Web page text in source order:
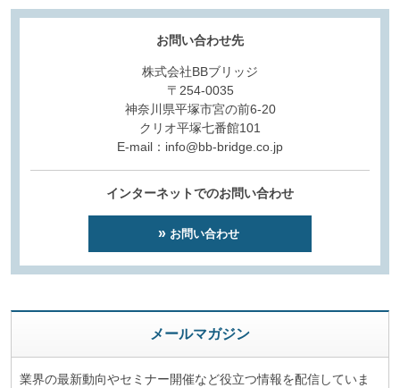
お問い合わせ先
株式会社BBブリッジ
〒254-0035
神奈川県平塚市宮の前6-20
クリオ平塚七番館101
E-mail：info@bb-bridge.co.jp
インターネットでのお問い合わせ
お問い合わせ
メールマガジン
業界の最新動向やセミナー開催など役立つ情報を配信していま